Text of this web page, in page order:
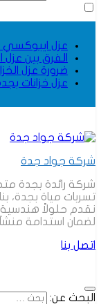
عزل ايبوكسي
الفرق بين عزل
ضرورة عزل
عزل خزانات
شركة جواد جدة
شركة رائدة بجدة
تسربات مياة بجدة،
نقدم حلولاً
لضمان استدامة
اتصل بنا
البحث عن: